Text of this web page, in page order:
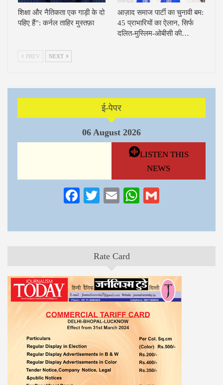
शिक्षा और नैतिकता एक गाड़ी के दो
पहिए हैं”: कर्नल ताहिर मुस्तफ़ा
आज़ाद समाज पार्टी का चुनावी बम:
45 प्राभारियों का ऐलान, सिर्फ
दलित-मुस्लिम-ओबीसी की…
PREV NEXT
ई-पेपर
06 August 2026
LISTEN THIS
NEWS
Facebook
TwitterEmailWhatsApp
Rate Card